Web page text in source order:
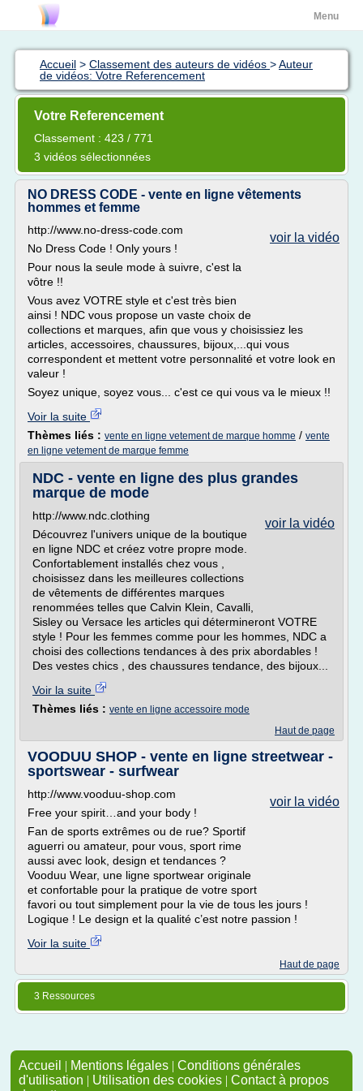
Menu
Accueil > Classement des auteurs de vidéos >Auteur
de vidéos: Votre Referencement
Votre Referencement
Classement : 423 / 771
3 vidéos sélectionnées
NO DRESS CODE - vente en ligne vêtements
hommes et femme
voir la vidéo
http://www.no-dress-code.com
No Dress Code ! Only yours !
Pour nous la seule mode à suivre, c'est la
vôtre !!
Vous avez VOTRE style et c'est très bien
ainsi ! NDC vous propose un vaste choix de
collections et marques, afin que vous y choisissiez les
articles, accessoires, chaussures, bijoux,...qui vous
correspondent et mettent votre personnalité et votre look en
valeur !
Soyez unique, soyez vous... c'est ce qui vous va le mieux !!
Voir la suite
Thèmes liés : vente en ligne vetement de marque homme / vente
en ligne vetement de marque femme
NDC - vente en ligne des plus grandes
marque de mode
voir la vidéo
http://www.ndc.clothing
Découvrez l'univers unique de la boutique
en ligne NDC et créez votre propre mode.
Confortablement installés chez vous ,
choisissez dans les meilleures collections
de vêtements de différentes marques
renommées telles que Calvin Klein, Cavalli,
Sisley ou Versace les articles qui détermineront VOTRE
style ! Pour les femmes comme pour les hommes, NDC a
choisi des collections tendances à des prix abordables !
Des vestes chics , des chaussures tendance, des bijoux...
Voir la suite
Thèmes liés : vente en ligne accessoire mode
Haut de page
VOODUU SHOP - vente en ligne streetwear -
sportswear - surfwear
voir la vidéo
http://www.vooduu-shop.com
Free your spirit…and your body !
Fan de sports extrêmes ou de rue? Sportif
aguerri ou amateur, pour vous, sport rime
aussi avec look, design et tendances ?
Vooduu Wear, une ligne sportwear originale
et confortable pour la pratique de votre sport
favori ou tout simplement pour la vie de tous les jours !
Logique ! Le design et la qualité c’est notre passion !
Voir la suite
Haut de page
3 Ressources
Accueil | Mentions légales | Conditions générales
d'utilisation | Utilisation des cookies | Contact à propos